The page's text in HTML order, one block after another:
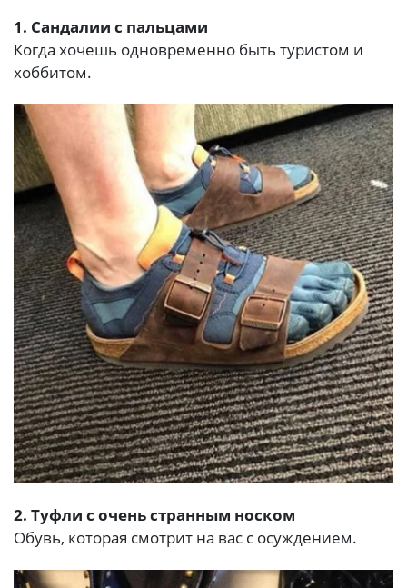
1. Сандалии с пальцами
Когда хочешь одновременно быть туристом и
хоббитом.
2. Туфли с очень странным носком
Обувь, которая смотрит на вас с осуждением.